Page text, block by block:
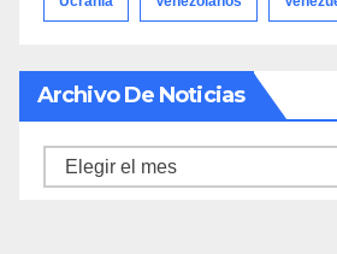
Archivo De Noticias
Archivo